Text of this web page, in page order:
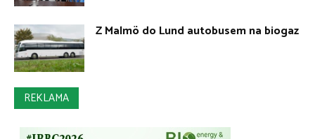
Z Malmö do Lund autobusem na biogaz
REKLAMA